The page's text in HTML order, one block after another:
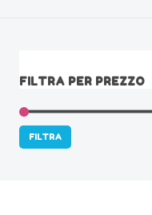
FILTRA PER PREZZO
FILTRA